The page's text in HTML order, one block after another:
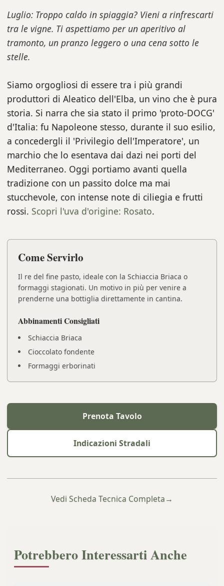
Luglio: Troppo caldo in spiaggia? Vieni a rinfrescarti
tra le vigne. Ti aspettiamo per un aperitivo al
tramonto, un pranzo leggero o una cena sotto le
stelle.
Siamo orgogliosi di essere tra i più grandi
produttori di Aleatico dell'Elba, un vino che è pura
storia. Si narra che sia stato il primo 'proto-DOCG'
d'Italia: fu Napoleone stesso, durante il suo esilio,
a concedergli il 'Privilegio dell'Imperatore', un
marchio che lo esentava dai dazi nei porti del
Mediterraneo. Oggi portiamo avanti quella
tradizione con un passito dolce ma mai
stucchevole, con intense note di ciliegia e frutti
rossi. Scopri l'uva d'origine: Rosato.
Come Servirlo
Il re del fine pasto, ideale con la Schiaccia Briaca o
formaggi stagionati. Un motivo in più per venire a
prenderne una bottiglia direttamente in cantina.
Abbinamenti Consigliati
Schiaccia Briaca
Cioccolato fondente
Formaggi erborinati
Prenota Tavolo
Indicazioni Stradali
Vedi Scheda Tecnica Completa→
Potrebbero Interessarti Anche